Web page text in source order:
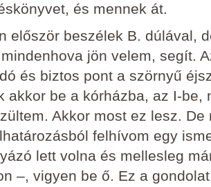
és mennek át.
először beszélek B. dúlával,
jön velem, segít.
és biztos pont a szörnyű
akkor be a kórházba, az I-be,
Akkor most ez lesz. De
felhívom egy
lett volna és mellesleg
–, vigyen be ő. Ez a